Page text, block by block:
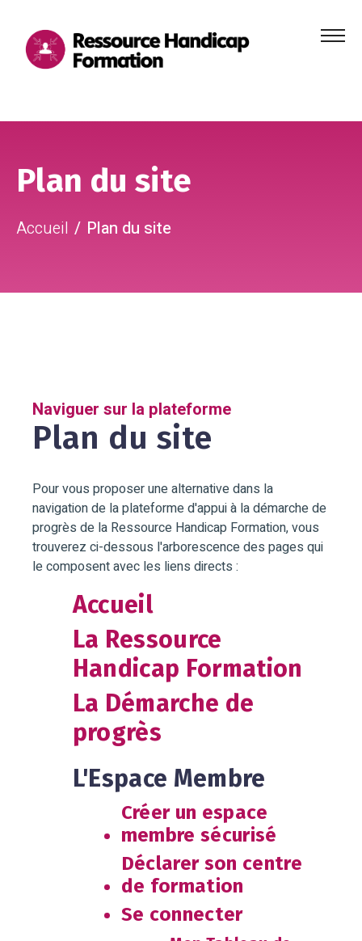
Menu
Plan du site
Accueil Plan du site
Naviguer sur la plateforme
Plan du site
Pour vous proposer une alternative dans la
navigation de la plateforme d'appui à la démarche de
progrès de la Ressource Handicap Formation, vous
trouverez ci-dessous l'arborescence des pages qui
le composent avec les liens directs :
Accueil
La Ressource
Handicap Formation
La Démarche de
progrès
L'Espace Membre
Créer un espace
membre sécurisé
Déclarer son centre
de formation
Se connecter